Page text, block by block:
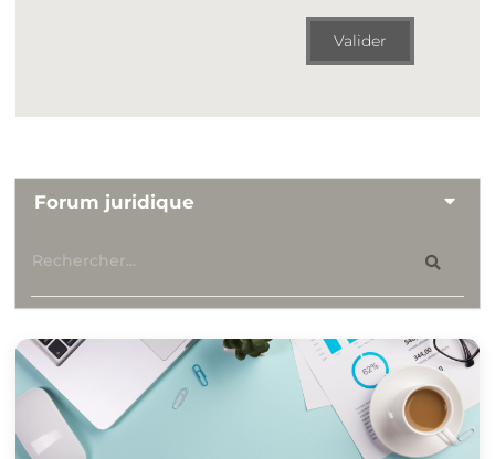
Valider
Forum juridique